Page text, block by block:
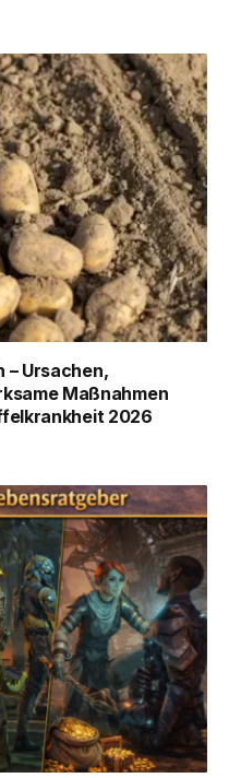
– Ursachen,
Maßnahmen
2026